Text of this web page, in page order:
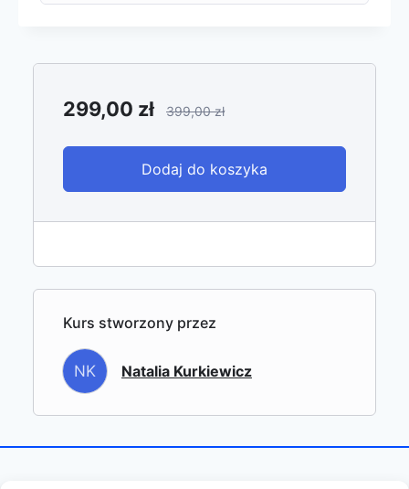
299,00 zł 399,00zł
Dodaj do koszyka
Kurs stworzony przez
NK Natalia Kurkiewicz